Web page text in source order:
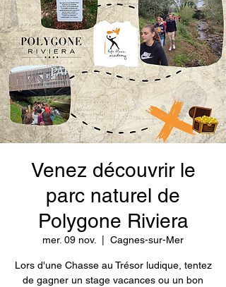
Venez découvrir le
parc naturel de
Polygone Riviera
mer. 09 nov. Cagnes-sur-Mer
Lors d'une Chasse au Trésor ludique, tentez
de gagner un stage vacances ou un bon